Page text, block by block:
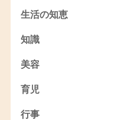
生活の知恵
知識
美容
育児
行事